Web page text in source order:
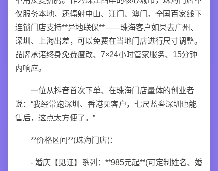
仅服务本地，还辐射中山、江门、澳门。全国百家线下
连锁门店支持**异地联保**——珠海客户如果去广州、
深圳、上海出差，可以免费在当地门店进行尺寸调整。
品牌承诺终身免费瘦改、7×24小时管家服务、15分钟
内响应。
一位从抖音首次下单、在珠海门店量体的创业者
说：“我经常跑深圳、香港见客户，七尺蓝叁深圳也能
售后，这点太方便了。”
**价格区间**(珠海门店)：
- 婚庆【见证】系列：**985元起**(可定制姓名、婚